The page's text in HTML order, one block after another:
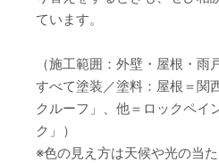
ています。
（施工範囲：外壁・屋根・
すべて塗装／塗料：屋根＝関
クルーフ」、他＝ロックペイ
ク」）
※色の見え方は天候や光の当